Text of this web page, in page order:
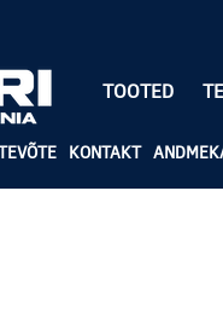
TOOTED
KONTAKT